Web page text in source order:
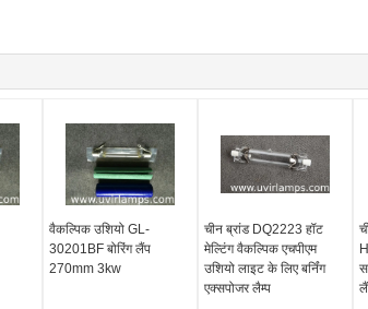
वैकल्पिक उशियो GL-
30201BF बोरिंग लैंप
270mm 3kw
चीन ब्रांड DQ2223 हॉट
मेल्टिंग वैकल्पिक एचपीएम
उशियो लाइट के लिए बर्निंग
एक्सपोजर लैम्प